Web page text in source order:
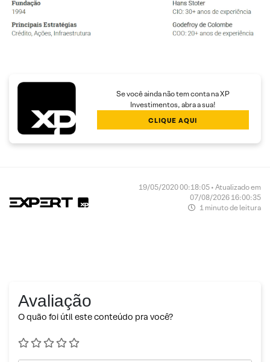
Se você ainda não tem conta na XP
Investimentos, abra a sua!
CLIQUE AQUI
19/05/2020 00:18:05 • Atualizado em
07/08/2026 16:00:35
1 minuto de leitura
Avaliação
O quão foi útil este conteúdo pra você?